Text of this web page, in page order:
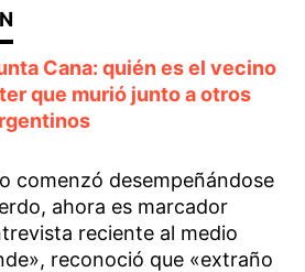
Cana: quién es el vecino
que murió junto a otros
comenzó desempeñándose
ahora es marcador
reciente al medio
reconoció que «extraño